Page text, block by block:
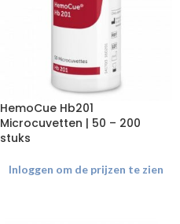
HemoCue Hb201
Microcuvetten | 50 – 200
stuks
Inloggen om de prijzen te zien